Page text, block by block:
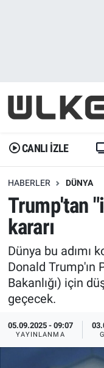
CANLI İZLE
HABERLER DÜNYA
Trump'tan
kararı
Dünya bu adımı
Donald Trump'ın
Bakanlığı) için
geçecek.
05.09.2025 - 09:07
YAYINLANMA
Gündem
Dünya
Erişim
Ekonomi
Trend
Özel Haberler
Yazarlar
Gündem
Trend
Erişim
Spor
Ekonomi
Dünya
Medya
Özel Haberler
İstanbul
Trafik Durumu
Erişim
Tüm Manşetler
Son Dakika
Haber Arşivi